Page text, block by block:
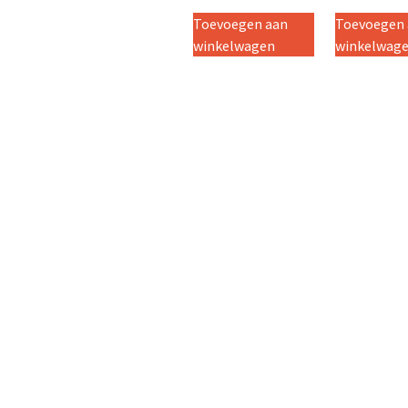
Toevoegen aan
winkelwagen
Toevoegen